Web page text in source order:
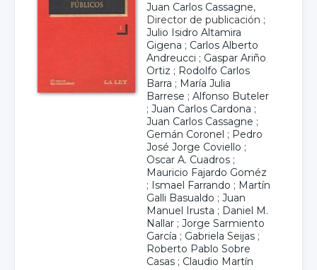
Juan Carlos Cassagne,
Director de publicación ;
Julio Isidro Altamira
Gigena ; Carlos Alberto
Andreucci ; Gaspar Ariño
Ortiz ; Rodolfo Carlos
Barra ; María Julia
Barrese ; Alfonso Buteler
; Juan Carlos Cardona ;
Juan Carlos Cassagne ;
Gemán Coronel ; Pedro
José Jorge Coviello ;
Oscar A. Cuadros ;
Mauricio Fajardo Goméz
; Ismael Farrando ; Martín
Galli Basualdo ; Juan
Manuel Irusta ; Daniel M.
Nallar ; Jorge Sarmiento
García ; Gabriela Seijas ;
Roberto Pablo Sobre
Casas ; Claudio Martín